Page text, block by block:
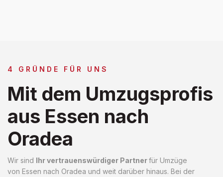
4 GRÜNDE FÜR UNS
Mit dem Umzugsprofis
aus Essen nach
Oradea
Wir sind Ihr vertrauenswürdiger Partnerfür Umzüge
von Essen nach Oradea und weit darüber hinaus. Bei der